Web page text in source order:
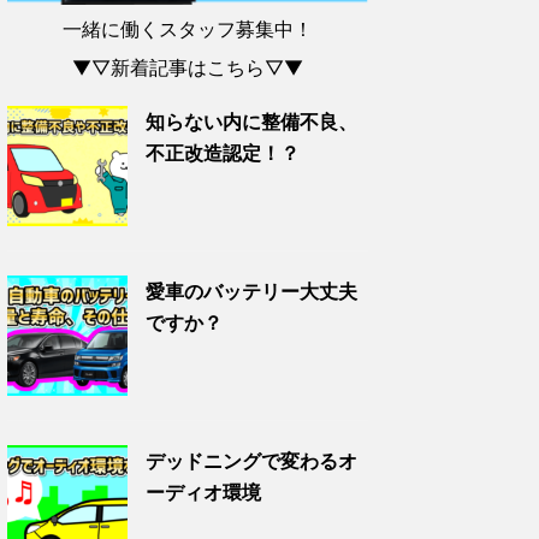
一緒に働くスタッフ募集中！
▼▽新着記事はこちら▽▼
知らない内に整備不良、
不正改造認定！？
愛車のバッテリー大丈夫
ですか？
デッドニングで変わるオ
ーディオ環境